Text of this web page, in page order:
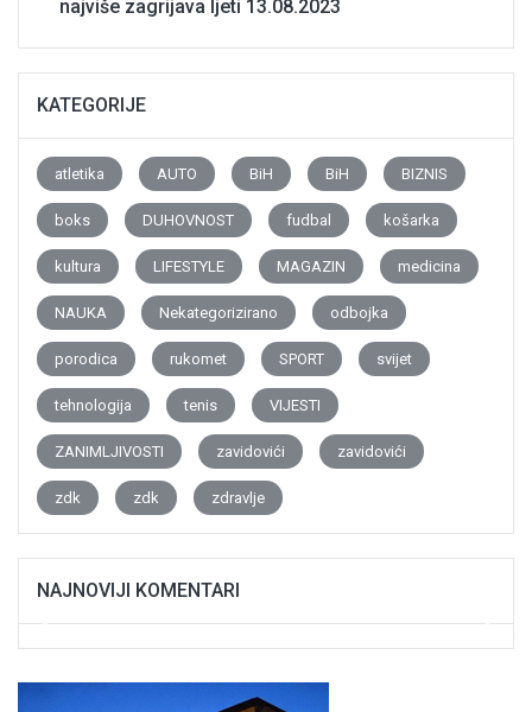
najviše zagrijava ljeti 13.08.2023
KATEGORIJE
atletika AUTO BiH BiH BIZNIS
boks DUHOVNOST fudbal košarka
kultura LIFESTYLE MAGAZIN medicina
NAUKA Nekategorizirano odbojka
porodica rukomet SPORT svijet
tehnologija tenis VIJESTI
ZANIMLJIVOSTI zavidovići zavidovići
zdk zdk zdravlje
NAJNOVIJI KOMENTARI